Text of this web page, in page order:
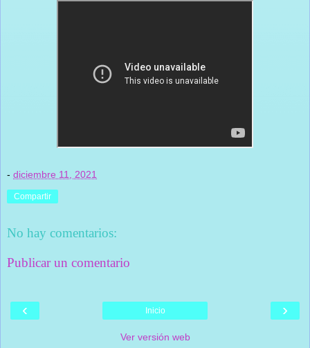
- diciembre 11, 2021
Compartir
No hay comentarios:
Publicar un comentario
‹ ›
Inicio
Ver versión web